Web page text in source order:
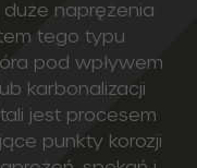
jest procesem
punkty korozji
spękań i
otuliny,
zbrojenie.
a w